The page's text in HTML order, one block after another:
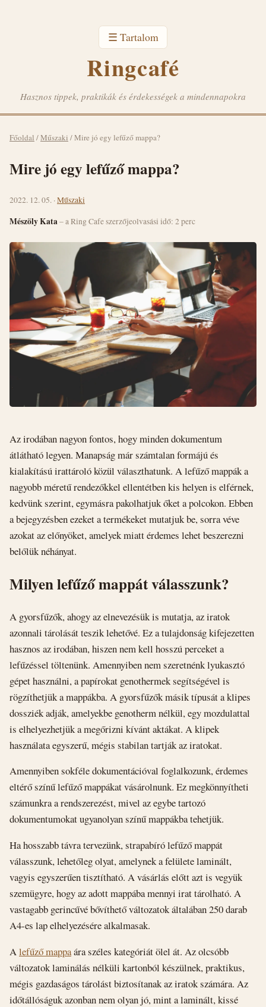
☰ Tartalom
Ringcafé
Hasznos tippek, praktikák és érdekességek a mindennapokra
Főoldal /Műszaki /Mire jó egy lefűző mappa?
Mire jó egy lefűző mappa?
2022. 12. 05. ·Műszaki
Mészöly Kata– a Ring Cafe szerzőjeolvasási idő: 2 perc
Az irodában nagyon fontos, hogy minden dokumentum
átlátható legyen. Manapság már számtalan formájú és
kialakítású irattároló közül választhatunk. A lefűző mappák a
nagyobb méretű rendezőkkel ellentétben kis helyen is elférnek,
kedvünk szerint, egymásra pakolhatjuk őket a polcokon. Ebben
a bejegyzésben ezeket a termékeket mutatjuk be, sorra véve
azokat az előnyöket, amelyek miatt érdemes lehet beszerezni
belőlük néhányat.
Milyen lefűző mappát válasszunk?
A gyorsfűzők, ahogy az elnevezésük is mutatja, az iratok
azonnali tárolását teszik lehetővé. Ez a tulajdonság kifejezetten
hasznos az irodában, hiszen nem kell hosszú perceket a
lefűzéssel töltenünk. Amennyiben nem szeretnénk lyukasztó
gépet használni, a papírokat genothermek segítségével is
rögzíthetjük a mappákba. A gyorsfűzők másik típusát a klipes
dossziék adják, amelyekbe genotherm nélkül, egy mozdulattal
is elhelyezhetjük a megőrizni kívánt aktákat. A klipek
használata egyszerű, mégis stabilan tartják az iratokat.
Amennyiben sokféle dokumentációval foglalkozunk, érdemes
eltérő színű lefűző mappákat vásárolnunk. Ez megkönnyítheti
számunkra a rendszerezést, mivel az egybe tartozó
dokumentumokat ugyanolyan színű mappákba tehetjük.
Ha hosszabb távra tervezünk, strapabíró lefűző mappát
válasszunk, lehetőleg olyat, amelynek a felülete laminált,
vagyis egyszerűen tisztítható. A vásárlás előtt azt is vegyük
szemügyre, hogy az adott mappába mennyi irat tárolható. A
vastagabb gerincűvé bővíthető változatok általában 250 darab
A4-es lap elhelyezésére alkalmasak.
Alefűző mappaára széles kategóriát ölel át. Az olcsóbb
változatok laminálás nélküli kartonból készülnek, praktikus,
mégis gazdaságos tárolást biztosítanak az iratok számára. Az
időtállóságuk azonban nem olyan jó, mint a laminált, kissé